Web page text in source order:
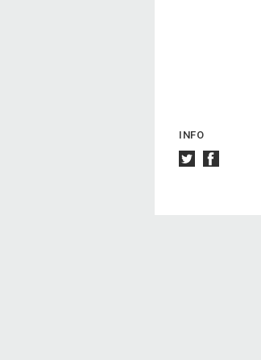
INFO